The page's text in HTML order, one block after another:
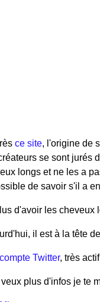
ce site, l'origine de
se sont jurés
longs et ne les a
de savoir s'il a
d'avoir les cheveux
il est à la tête
compte Twitter, très
plus d'infos je te